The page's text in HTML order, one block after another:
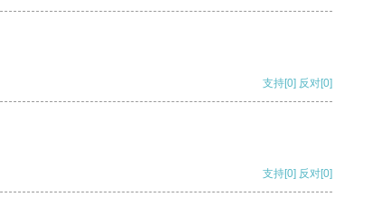
支持[0] 反对[0]
支持[0] 反对[0]